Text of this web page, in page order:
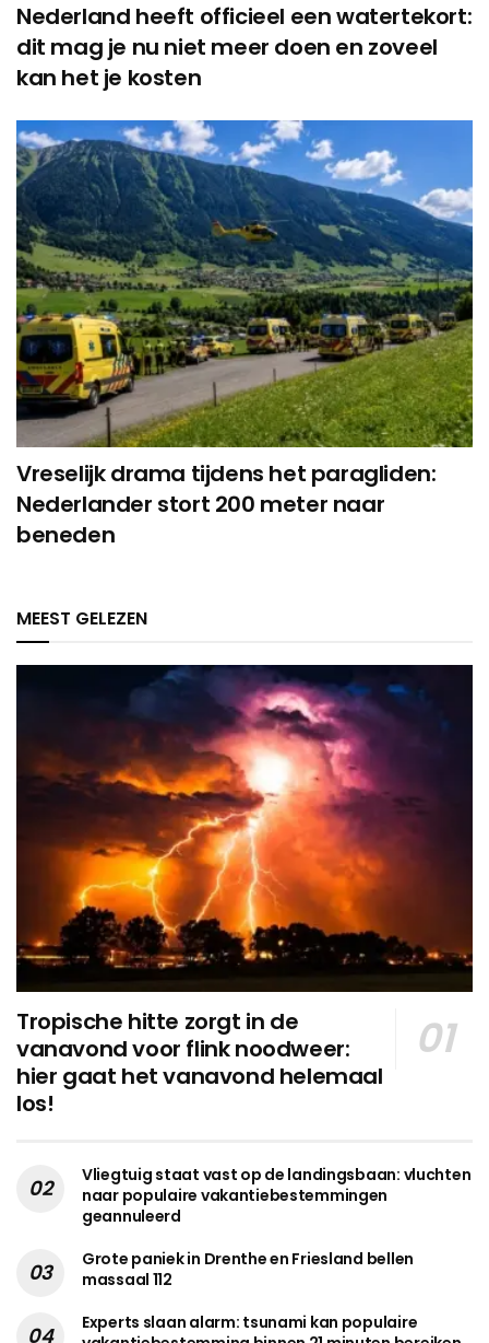
Nederland heeft officieel een watertekort:
dit mag je nu niet meer doen en zoveel
kan het je kosten
Vreselijk drama tijdens het paragliden:
Nederlander stort 200 meter naar
beneden
MEEST GELEZEN
Tropische hitte zorgt in de
vanavond voor flink noodweer:
hier gaat het vanavond helemaal
los!
Vliegtuig staat vast op de landingsbaan: vluchten
naar populaire vakantiebestemmingen
geannuleerd
Grote paniek in Drenthe en Friesland bellen
massaal 112
Experts slaan alarm: tsunami kan populaire